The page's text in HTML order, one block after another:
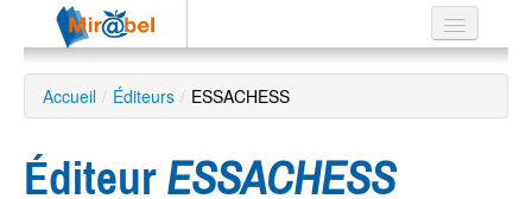
Le réseau
Soutien
Listes
Accueil / Éditeurs / ESSACHESS
Éditeur ESSACHESS